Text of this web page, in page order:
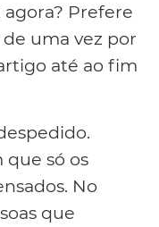
Prefere
uma vez por
até ao fim
que só os
No
que